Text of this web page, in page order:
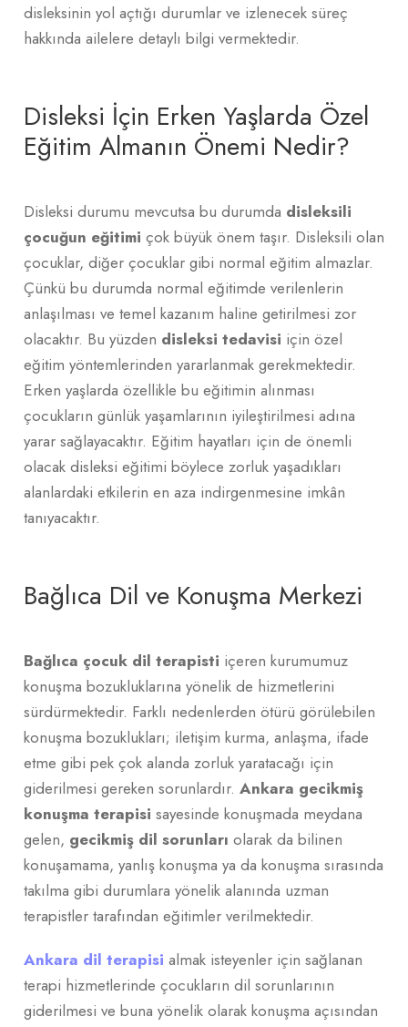
disleksinin yol açtığı durumlar ve izlenecek süreç
hakkında ailelere detaylı bilgi vermektedir.
Disleksi İçin Erken Yaşlarda Özel
Eğitim Almanın Önemi Nedir?
Disleksi durumu mevcutsa bu durumda disleksili
çocuğun eğitimi çok büyük önem taşır. Disleksili olan
çocuklar, diğer çocuklar gibi normal eğitim almazlar.
Çünkü bu durumda normal eğitimde verilenlerin
anlaşılması ve temel kazanım haline getirilmesi zor
olacaktır. Bu yüzden disleksi tedavisi için özel
eğitim yöntemlerinden yararlanmak gerekmektedir.
Erken yaşlarda özellikle bu eğitimin alınması
çocukların günlük yaşamlarının iyileştirilmesi adına
yarar sağlayacaktır. Eğitim hayatları için de önemli
olacak disleksi eğitimi böylece zorluk yaşadıkları
alanlardaki etkilerin en aza indirgenmesine imkân
tanıyacaktır.
Bağlıca Dil ve Konuşma Merkezi
Bağlıca çocuk dil terapisti içeren kurumumuz
konuşma bozukluklarına yönelik de hizmetlerini
sürdürmektedir. Farklı nedenlerden ötürü görülebilen
konuşma bozuklukları; iletişim kurma, anlaşma, ifade
etme gibi pek çok alanda zorluk yaratacağı için
giderilmesi gereken sorunlardır. Ankara gecikmiş
konuşma terapisi sayesinde konuşmada meydana
gelen, gecikmiş dil sorunları olarak da bilinen
konuşamama, yanlış konuşma ya da konuşma sırasında
takılma gibi durumlara yönelik alanında uzman
terapistler tarafından eğitimler verilmektedir.
Ankara dil terapisi almak isteyenler için sağlanan
terapi hizmetlerinde çocukların dil sorunlarının
giderilmesi ve buna yönelik olarak konuşma açısından